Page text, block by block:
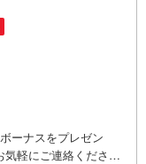
ーナスをプレゼン
軽にご連絡くださ